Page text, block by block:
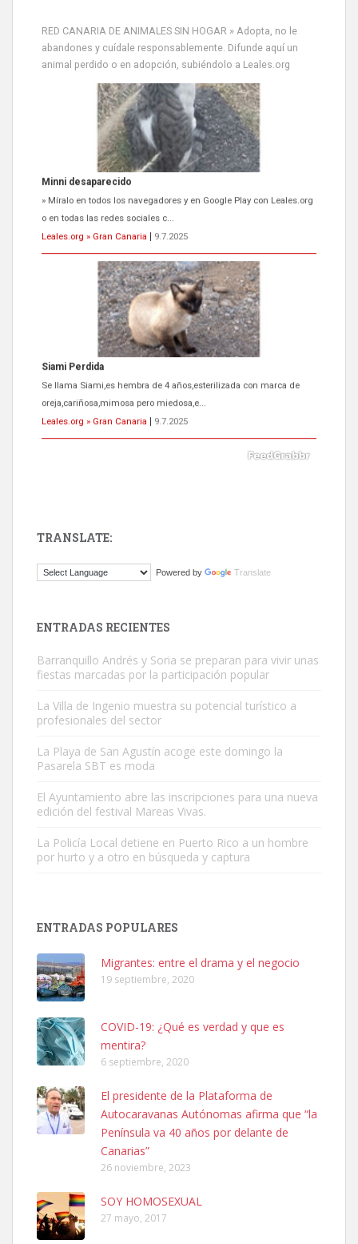
RED CANARIA DE ANIMALES SIN HOGAR » Adopta, no le
abandones y cuídale responsablemente. Difunde aquí un
animal perdido o en adopción, subiéndolo a Leales.org
Siami Perdida
Se llama Siami,es hembra de 4 años,esterilizada con marca de
oreja,cariñosa,mimosa pero miedosa,e...
Leales.org » Gran Canaria | 9.7.2025
ADOPCIÓN URGENTE GATA TEROR GRAN CANARIA
El ayuntamiento se va a llevar a Los Gatos callejeros de la zona los
próximos días, ella incluida...
Leales.org » Gran Canaria | 9.7.2025
Este gato macho ha aparecido en la calle hace menos de un mes,
Busco adopción responsable para mi perra. Pastor alemán,
Leales.org » Gran Canaria
6.7.2025
SHIBA PERDIDO AVDA JOSE MESA Y LOPEZ
06/07/2025 ZONA MESA Y LOPEZ. ES MUY ASUSTADIZO
Leales.org » Gran Canaria | 6.7.2025
Ninfa perdida
El día 5 se los perdió una ninfa papillera, asustada tiene miedo a la
calle, se perdió por la zon...
Leales.org » Gran Canaria | 6.7.2025
TRANSLATE:
Powered by Translate
ENTRADAS RECIENTES
Barranquillo Andrés y Soria se preparan para vivir unas
fiestas marcadas por la participación popular
La Villa de Ingenio muestra su potencial turístico a
profesionales del sector
La Playa de San Agustín acoge este domingo la
Pasarela SBT es moda
El Ayuntamiento abre las inscripciones para una nueva
edición del festival Mareas Vivas.
La Policía Local detiene en Puerto Rico a un hombre
por hurto y a otro en búsqueda y captura
ENTRADAS POPULARES
Migrantes: entre el drama y el negocio
19 septiembre, 2020
COVID-19: ¿Qué es verdad y que es
mentira?
6 septiembre, 2020
El presidente de la Plataforma de
Autocaravanas Autónomas afirma que “la
Península va 40 años por delante de
Canarias”
26 noviembre, 2023
SOY HOMOSEXUAL
27 mayo, 2017